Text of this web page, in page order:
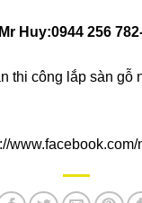
Huy:0944 256
thi công lắp sàn gỗ